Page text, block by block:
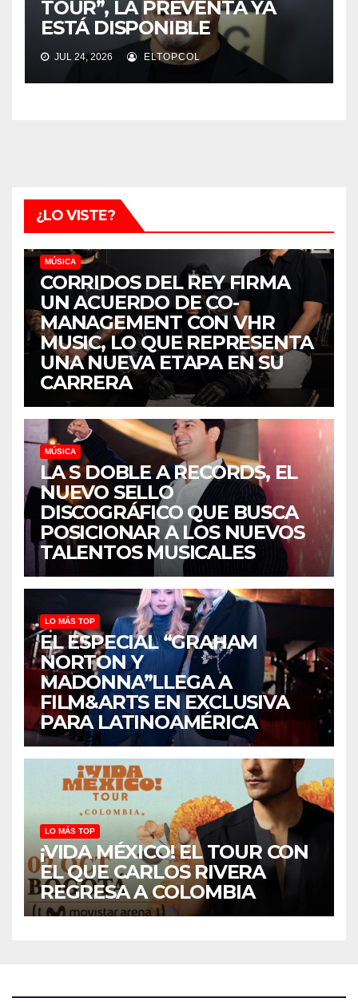
TOUR”, LA PREVENTA YA
ESTÁ DISPONIBLE
JUL 24, 2026 ELTOPCOL
¿LO VISTE?
MÚSICA
CORRIDOS DEL REY FIRMA
UN ACUERDO DE CO-
MANAGEMENT CON VHR
MUSIC, LO QUE REPRESENTA
UNA NUEVA ETAPA EN SU
CARRERA
MÚSICA
LA S DOBLE A RECORDS, EL
NUEVO SELLO
DISCOGRÁFICO QUE BUSCA
POSICIONAR A LOS NUEVOS
TALENTOS MUSICALES
LO MÁS TOP
EL ESPECIAL “GRAHAM
NORTON Y
MADONNA”LLEGA A
FILM&ARTS EN EXCLUSIVA
PARA LATINOAMÉRICA
LO MÁS TOP
¡VIDA MÉXICO! EL TOUR CON
EL QUE CARLOS RIVERA
REGRESA A COLOMBIA